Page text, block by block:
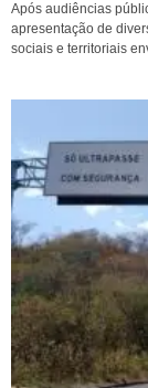
Após audiências
apresentação de
sociais e territoriais